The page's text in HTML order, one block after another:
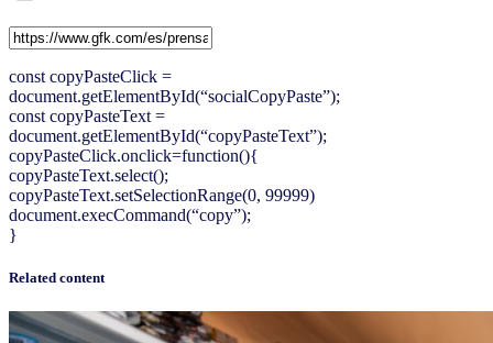
const copyPasteClick =
document.getElementById(“socialCopyPaste”);
const copyPasteText =
document.getElementById(“copyPasteText”);
copyPasteClick.onclick=function(){
copyPasteText.select();
copyPasteText.setSelectionRange(0, 99999)
document.execCommand(“copy”);
}
Related content